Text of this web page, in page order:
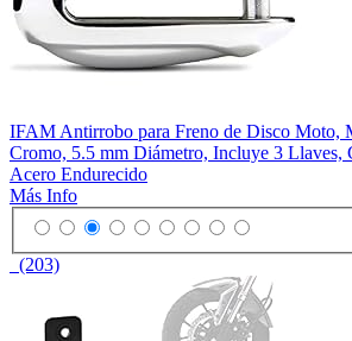
IFAM Antirrobo para Freno de Disco Moto,
Cromo, 5.5 mm Diámetro, Incluye 3 Llaves,
Acero Endurecido
Más Info
(203)